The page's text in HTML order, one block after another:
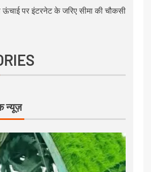
पर इंटरनेट के जरिए सीमा की चौकसी
न्यूज़